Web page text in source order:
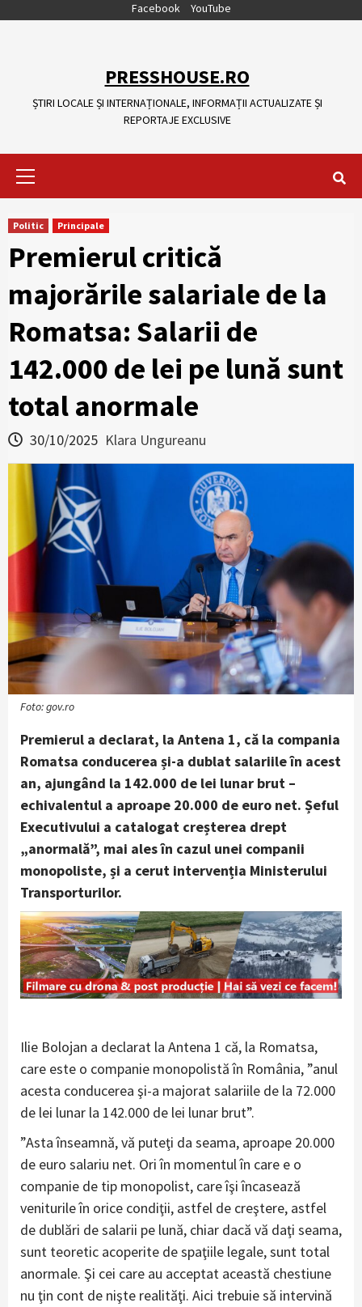
Facebook YouTube
PRESSHOUSE.RO
ȘTIRI LOCALE ȘI INTERNAȚIONALE, INFORMAȚII ACTUALIZATE ȘI
REPORTAJE EXCLUSIVE
Politic Principale
Premierul critică
majorările salariale de la
Romatsa: Salarii de
142.000 de lei pe lună sunt
total anormale
30/10/2025 Klara Ungureanu
Foto: gov.ro
Premierul a declarat, la Antena 1, că la compania
Romatsa conducerea și-a dublat salariile în acest
an, ajungând la 142.000 de lei lunar brut –
echivalentul a aproape 20.000 de euro net. Șeful
Executivului a catalogat creșterea drept
„anormală”, mai ales în cazul unei companii
monopoliste, și a cerut intervenția Ministerului
Transporturilor.
Ilie Bolojan a declarat la Antena 1 că, la Romatsa,
care este o companie monopolistă în România, ”anul
acesta conducerea şi-a majorat salariile de la 72.000
de lei lunar la 142.000 de lei lunar brut”.
”Asta înseamnă, vă puteţi da seama, aproape 20.000
de euro salariu net. Ori în momentul în care e o
companie de tip monopolist, care îşi încasează
veniturile în orice condiţii, astfel de creştere, astfel
de dublări de salarii pe lună, chiar dacă vă daţi seama,
sunt teoretic acoperite de spaţiile legale, sunt total
anormale. Şi cei care au acceptat această chestiune
nu ţin cont de nişte realităţi. Aici trebuie să intervină